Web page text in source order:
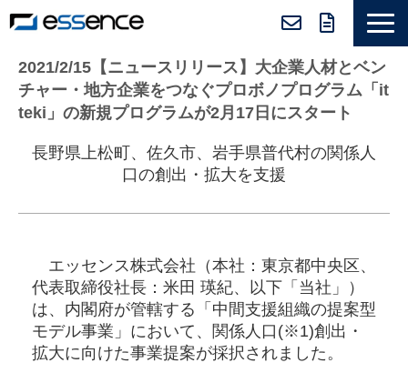
サービス紹介
ニュース＆トピックス
導入事例
2021/2/15【ニュースリリース】大企業人材とベン
チャー・地方企業をつなぐプロボノプログラム「it
teki」の新規プログラムが2月17日にスタート
長野県上松町、佐久市、岩手県普代村の関係人
口の創出・拡大を支援
エッセンス株式会社（本社：東京都中央区、
代表取締役社長：⽶⽥ 瑛紀​​、以下「当社」）
は、内閣府が管轄する「中間支援組織の提案型
モデル事業」において、関係人口(※1)創出・
拡大に向けた事業提案が採択されました。